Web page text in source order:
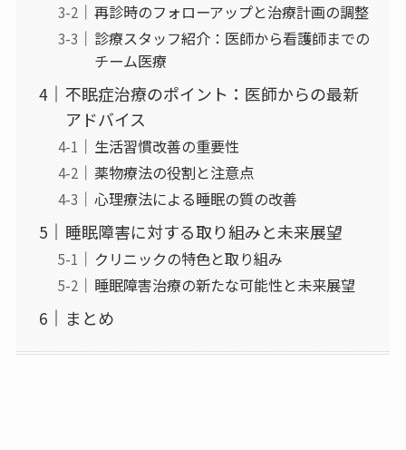
再診時のフォローアップと治療計画の調整
診療スタッフ紹介：医師から看護師までの
チーム医療
不眠症治療のポイント：医師からの最新
アドバイス
生活習慣改善の重要性
薬物療法の役割と注意点
心理療法による睡眠の質の改善
睡眠障害に対する取り組みと未来展望
クリニックの特色と取り組み
睡眠障害治療の新たな可能性と未来展望
まとめ